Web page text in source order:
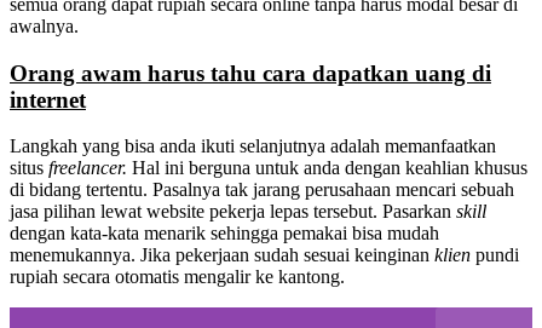
awalnya.
Orang awam harus tahu cara dapatkan uang di
internet
Langkah yang bisa anda ikuti selanjutnya adalah memanfaatkan
situs freelancer. Hal ini berguna untuk anda dengan keahlian khusus
di bidang tertentu. Pasalnya tak jarang perusahaan mencari sebuah
jasa pilihan lewat website pekerja lepas tersebut. Pasarkan skill
dengan kata-kata menarik sehingga pemakai bisa mudah
menemukannya. Jika pekerjaan sudah sesuai keinginan klien pundi
rupiah secara otomatis mengalir ke kantong.